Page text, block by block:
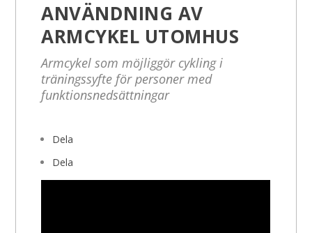
ANVÄNDNING AV
ARMCYKEL UTOMHUS
Armcykel som möjliggör cykling i
träningssyfte för personer med
funktionsnedsättningar
Dela
Dela